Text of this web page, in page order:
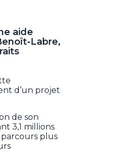
aide
Labre,
d’un projet
de son
3,1 millions
plus